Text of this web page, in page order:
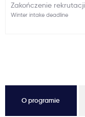
Zakończenie rekrutacji
Winter intake deadline
O programie